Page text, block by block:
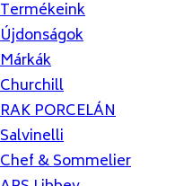
Termékeink
Újdonságok
Márkák
Churchill
RAK PORCELÁN
Salvinelli
Chef & Sommelier